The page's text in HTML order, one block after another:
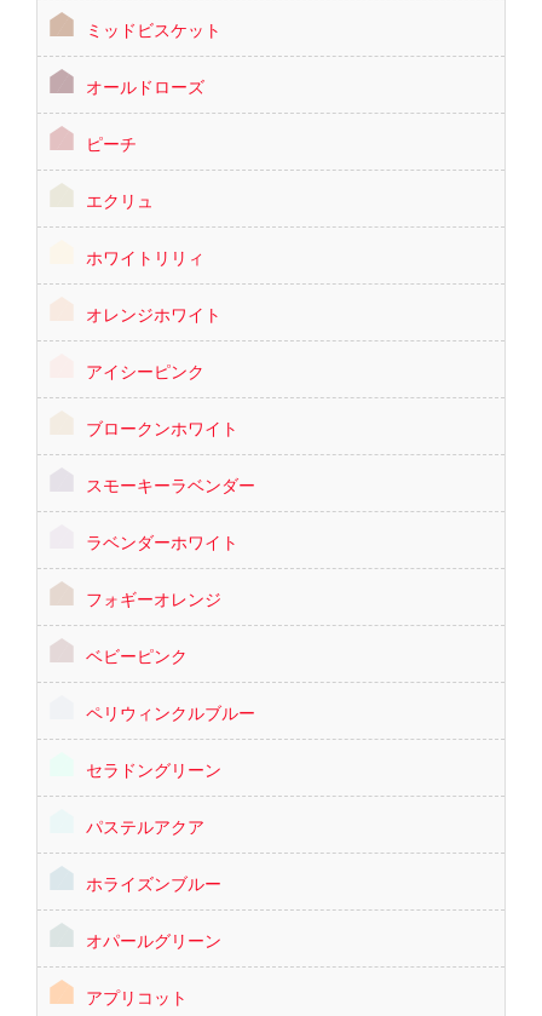
ミッドビスケット
オールドローズ
ピーチ
エクリュ
ホワイトリリィ
オレンジホワイト
アイシーピンク
ブロークンホワイト
スモーキーラベンダー
ラベンダーホワイト
フォギーオレンジ
ベビーピンク
ペリウィンクルブルー
セラドングリーン
パステルアクア
ホライズンブルー
オパールグリーン
アプリコット